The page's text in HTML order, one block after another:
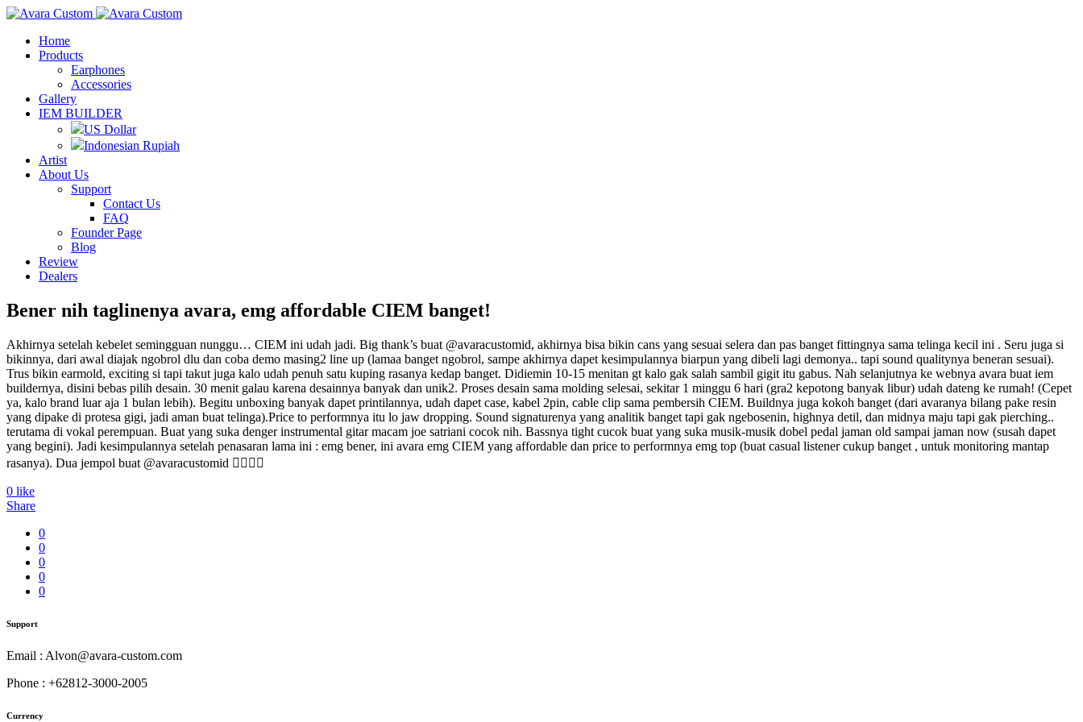
Home
Products
Earphones
Accessories
Gallery
IEM BUILDER
US Dollar
Indonesian Rupiah
Artist
About Us
Support
Contact Us
FAQ
Founder Page
Blog
Review
Dealers
Bener nih taglinenya avara, emg affordable CIEM banget!
Akhirnya setelah kebelet semingguan nunggu… CIEM ini udah jadi. Big thank’s buat @avaracustomid, akhirnya bisa bikin cans yang sesuai selera dan pas banget fittingnya sama telinga kecil ini . Seru juga si
bikinnya, dari awal diajak ngobrol dlu dan coba demo masing2 line up (lamaa banget ngobrol, sampe akhirnya dapet kesimpulannya biarpun yang dibeli lagi demonya.. tapi sound qualitynya beneran sesuai).
Trus bikin earmold, exciting si tapi takut juga kalo udah penuh satu kuping rasanya kedap banget. Didiemin 10-15 menitan gt kalo gak salah sambil gigit itu gabus. Nah selanjutnya ke webnya avara buat iem
buildernya, disini bebas pilih desain. 30 menit galau karena desainnya banyak dan unik2. Proses desain sama molding selesai, sekitar 1 minggu 6 hari (gra2 kepotong banyak libur) udah dateng ke rumah! (Cepet
ya, kalo brand luar aja 1 bulan lebih). Begitu unboxing banyak dapet printilannya, udah dapet case, kabel 2pin, cable clip sama pembersih CIEM. Buildnya juga kokoh banget (dari avaranya bilang pake resin
yang dipake di protesa gigi, jadi aman buat telinga).Price to performnya itu lo jaw dropping. Sound signaturenya yang analitik banget tapi gak ngebosenin, highnya detil, dan midnya maju tapi gak pierching..
terutama di vokal perempuan. Buat yang suka denger instrumental gitar macam joe satriani cocok nih. Bassnya tight cucok buat yang suka musik-musik dobel pedal jaman old sampai jaman now (susah dapet
yang begini). Jadi kesimpulannya setelah penasaran lama ini : emg bener, ini avara emg CIEM yang affordable dan price to performnya emg top (buat casual listener cukup banget , untuk monitoring mantap
rasanya). Dua jempol buat @avaracustomid 👍🏻👍🏻
0 like
Share
0
0
0
0
0
Support
Email : Alvon@avara-custom.com
Phone : +62812-3000-2005
Currency